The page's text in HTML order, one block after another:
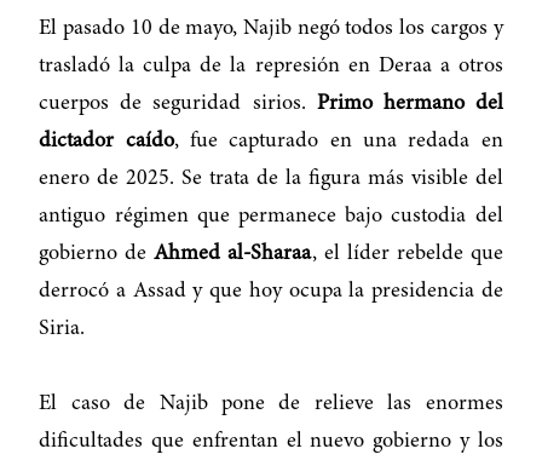
El pasado 10 de mayo, Najib negó todos los cargos y
trasladó la culpa de la represión en Deraa a otros
cuerpos de seguridad sirios. Primo hermano del
dictador caído, fue capturado en una redada en
enero de 2025. Se trata de la figura más visible del
antiguo régimen que permanece bajo custodia del
gobierno deAhmed al-Sharaa, el líder rebelde que
derrocó a Assad y que hoy ocupa la presidencia de
Siria.
El caso de Najib pone de relieve las enormes
dificultades que enfrentan el nuevo gobierno y los